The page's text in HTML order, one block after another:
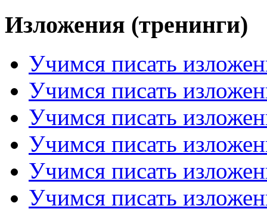
Изложения (тренинги)
Учимся писать
Учимся писать
Учимся писать
Учимся писать
Учимся писать
Учимся писать